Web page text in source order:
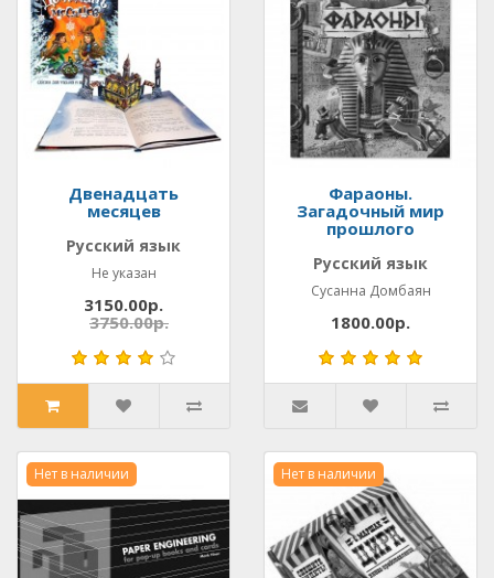
Двенадцать
месяцев
Русский язык
Не указан
3150.00р.
3750.00р.
Фараоны.
Загадочный мир
прошлого
Русский язык
Сусанна Домбаян
1800.00р.
Нет в наличии Нет в наличии